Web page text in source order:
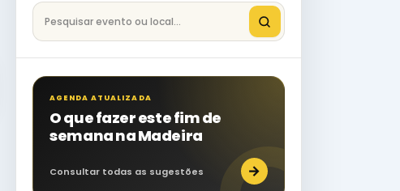
Pesquisar eventos na Madeira
AGENDA ATUALIZADA
O que fazer este fim de
semana na Madeira
Consultar todas as sugestões →